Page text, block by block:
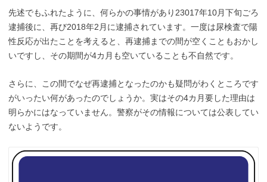
先述でもふれたように、何らかの事情があり23017年10月下旬ごろ
逮捕後に、再び2018年2月に逮捕されています。一度は尿検査で陽
性反応が出たことを考えると、再逮捕までの間が空くこともおかし
いですし、その期間が4カ月も空いていることも不自然です。
さらに、この間でなぜ再逮捕となったのかも疑問がわくところです
がいったい何があったのでしょうか。実はその4カ月要した理由は
明らかにはなっていません。警察がその情報については公表してい
ないようです。